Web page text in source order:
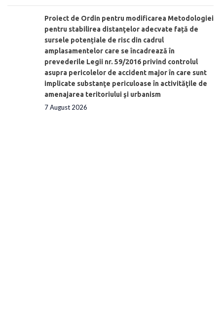
Proiect de Ordin pentru modificarea Metodologiei
pentru stabilirea distanţelor adecvate față de
sursele potențiale de risc din cadrul
amplasamentelor care se încadrează în
prevederile Legii nr. 59/2016 privind controlul
asupra pericolelor de accident major în care sunt
implicate substanţe periculoase în activităţile de
amenajarea teritoriului şi urbanism
7 August 2026